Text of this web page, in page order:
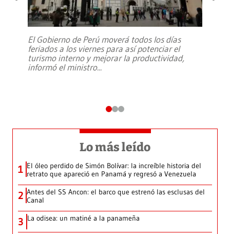
El Gobierno de Perú moverá todos los días
feriados a los viernes para así potenciar el
turismo interno y mejorar la productividad,
informó el ministro...
Lo más leído
1 El óleo perdido de Simón Bolívar: la increíble historia del
retrato que apareció en Panamá y regresó a Venezuela
2 Antes del SS Ancon: el barco que estrenó las esclusas del
Canal
3 La odisea: un matiné a la panameña